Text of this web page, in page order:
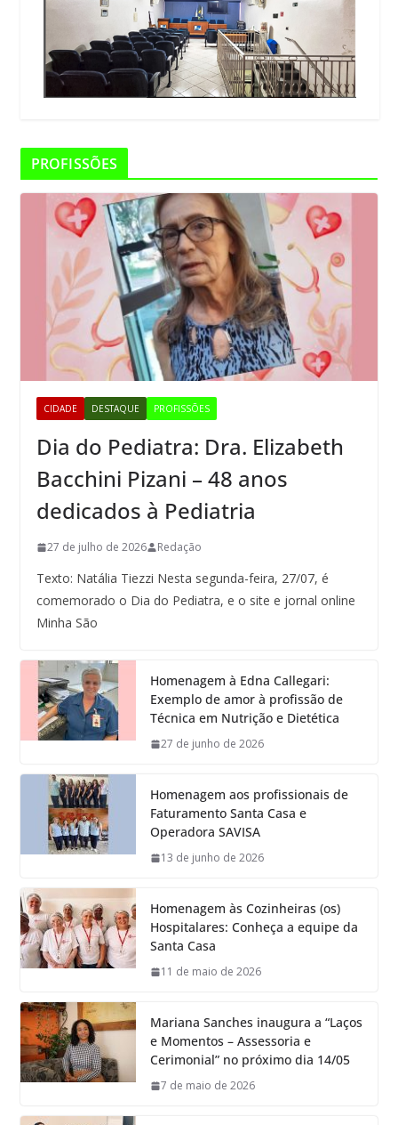
PROFISSÕES
CIDADE DESTAQUE PROFISSÕES
Dia do Pediatra: Dra. Elizabeth
Bacchini Pizani – 48 anos
dedicados à Pediatria
27 de julho de 2026 Redação
Texto: Natália Tiezzi Nesta segunda-feira, 27/07, é
comemorado o Dia do Pediatra, e o site e jornal online
Minha São
Homenagem à Edna Callegari:
Exemplo de amor à profissão de
Técnica em Nutrição e Dietética
27 de junho de 2026
Homenagem aos profissionais de
Faturamento Santa Casa e
Operadora SAVISA
13 de junho de 2026
Homenagem às Cozinheiras (os)
Hospitalares: Conheça a equipe da
Santa Casa
11 de maio de 2026
Mariana Sanches inaugura a “Laços
e Momentos – Assessoria e
Cerimonial” no próximo dia 14/05
7 de maio de 2026